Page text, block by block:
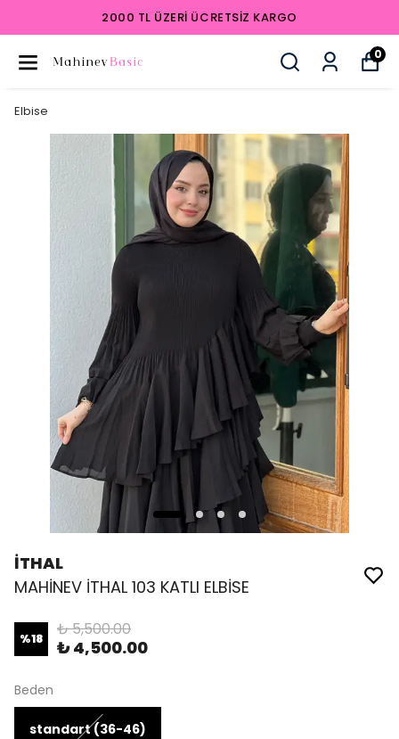
2000 TL ÜZERI ÜCRETSIZ KARGO
0
Elbise
İTHAL
MAHİNEV İTHAL 103 KATLI ELBİSE
%18 ₺ 5,500.00
₺ 4,500.00
Beden
standart (36-46)